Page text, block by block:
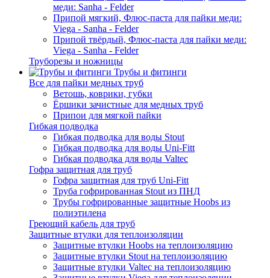
меди: Sanha - Felder
Припой мягкий, Флюс-паста для пайки меди:
Viega - Sanha - Felder
Припой твёрдый, Флюс-паста для пайки меди:
Viega - Sanha - Felder
Труборезы и ножницы
Трубы и фитинги
Все для пайки медных труб
Ветошь, коврики, губки
Ёршики зачистные для медных труб
Припои для мягкой пайки
Гибкая подводка
Гибкая подводка для воды Stout
Гибкая подводка для воды Uni-Fitt
Гибкая подводка для воды Valtec
Гофра защитная для труб
Гофра защитная для труб Uni-Fitt
Труба гофрированная Stout из ПНД
Трубы гофрированные защитные Hoobs из
полиэтилена
Греющий кабель для труб
Защитные втулки для теплоизоляции
Защитные втулки Hoobs на теплоизоляцию
Защитные втулки Stout на теплоизоляцию
Защитные втулки Valtec на теплоизоляцию